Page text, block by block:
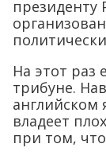
На этот раз
трибуне.
английском
владеет
при том,